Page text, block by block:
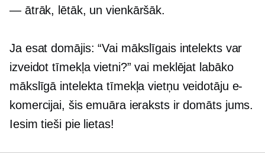
— ātrāk, lētāk, un vienkāršāk.
Ja esat domājis: “Vai mākslīgais intelekts var
izveidot tīmekļa vietni?” vai meklējat labāko
mākslīgā intelekta tīmekļa vietņu veidotāju e-
komercijai, šis emuāra ieraksts ir domāts jums.
Iesim tieši pie lietas!